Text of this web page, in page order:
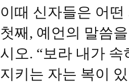
이때 신자들은 어
첫째, 예언의 말씀
시오. “보라 내가
지키는 자는 복이